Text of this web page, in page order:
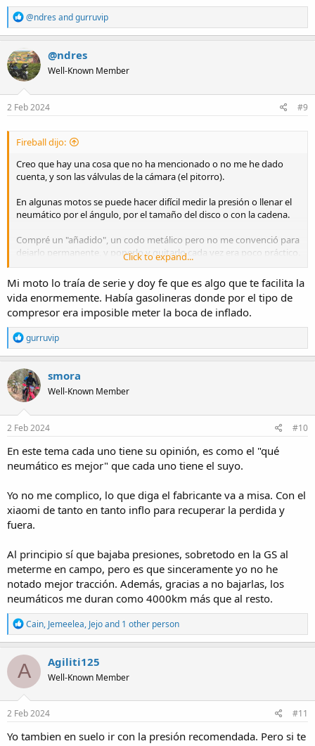
R
e
a
c
t
i
o
n
s
@ndres andgurruvip
@ndres
Well-Known Member
2 Feb 2024 #9
Fireball dijo:
Creo que hay una cosa que no ha mencionado o no me he dado
cuenta, y son las válvulas de la cámara (el pitorro).
En algunas motos se puede hacer difícil medir la presión o llenar el
neumático por el ángulo, por el tamaño del disco o con la cadena.
Compré un "añadido", un codo metálico pero no me convenció para
dejarlo permanente, y ponerlo y quitarlo cada vez era poco práctico.
Con el cambio de neumáticos pedí que me cambiasen la válvula a
una válvula lateral y ahora llego, arranco la moto y mientras coge
un poco de temperatura mido presión y lleno si hace falta.
Lo recomiendo y no es una inversión tremenda, creo que me
cobraron 5€ cada válvula.
Click to expand...
Mi moto lo traía de serie y doy fe que es algo que te facilita la
vida enormemente. Había gasolineras donde por el tipo de
compresor era imposible meter la boca de inflado.
R
e
a
c
t
i
o
n
s
gurruvip
smora
Well-Known Member
2 Feb 2024 #10
En este tema cada uno tiene su opinión, es como el "qué
neumático es mejor" que cada uno tiene el suyo.
Yo no me complico, lo que diga el fabricante va a misa. Con el
xiaomi de tanto en tanto inflo para recuperar la perdida y
fuera.
Al principio sí que bajaba presiones, sobretodo en la GS al
meterme en campo, pero es que sinceramente yo no he
notado mejor tracción. Además, gracias a no bajarlas, los
neumáticos me duran como 4000km más que al resto.
R
e
a
c
t
o
n
s
Cain, Jemeelea, Jejoand 1 other person
A Agiliti125
Well-Known Member
2 Feb 2024 #11
Yo tambien en suelo ir con la presión recomendada. Pero si te